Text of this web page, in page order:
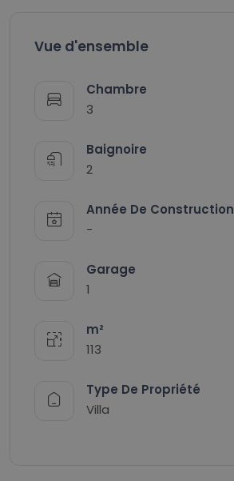
Vue d'ensemble
Chambre
3
Baignoire
2
Année De Construction
-
Garage
1
m²
113
Type De Propriété
Villa